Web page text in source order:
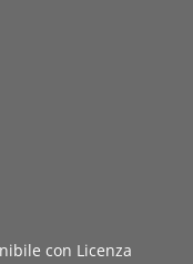
con Licenza